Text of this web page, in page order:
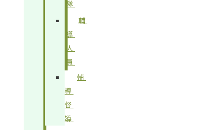
隊
輔
導
人
員
輔
導
督
導